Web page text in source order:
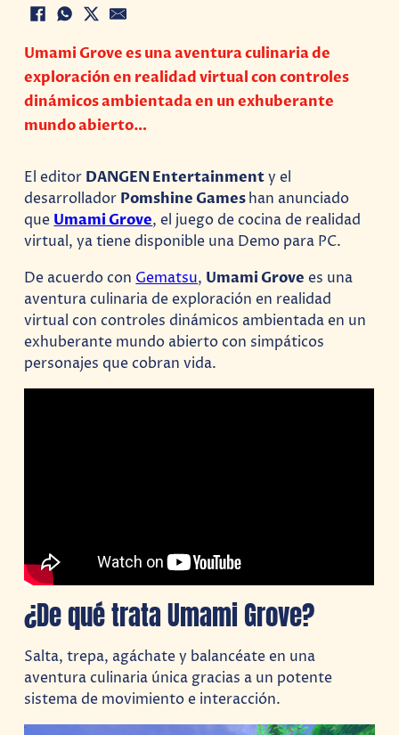
Umami Grove es una aventura culinaria de
exploración en realidad virtual con controles
dinámicos ambientada en un exhuberante
mundo abierto…
El editor DANGEN Entertainmenty el
desarrollador Pomshine Gameshan anunciado
queUmami Grove, el juego de cocina de realidad
virtual, ya tiene disponible una Demo para PC.
De acuerdo con Gematsu, Umami Grove es una
aventura culinaria de exploración en realidad
virtual con controles dinámicos ambientada en un
exhuberante mundo abierto con simpáticos
personajes que cobran vida.
¿De qué trata Umami Grove?
Salta, trepa, agáchate y balancéate en una
aventura culinaria única gracias a un potente
sistema de movimiento e interacción.